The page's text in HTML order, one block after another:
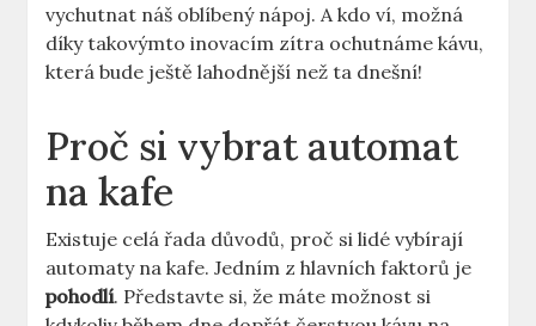
vychutnat náš oblíbený nápoj. A kdo ví, ⁤možná⁤
díky ⁣takovýmto inovacím zítra ochutnáme⁣ kávu,
‌která bude ještě‌ lahodnější než ⁢ta dnešní!
Proč si vybrat‌ automat ​
na kafe
Existuje⁢ celá řada důvodů, proč si lidé vybírají
automaty na kafe. Jedním z hlavních faktorů je
pohodlí. ⁢Představte si, že máte možnost⁣ si